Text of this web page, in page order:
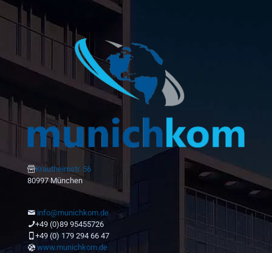
Krautheimstr. 56
80997 München
info@munichkom.de
+49 (0)89 95455726
+49 (0) 179 294 66 47
www.munichkom.de